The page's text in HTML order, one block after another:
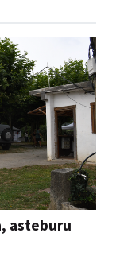
asteburu